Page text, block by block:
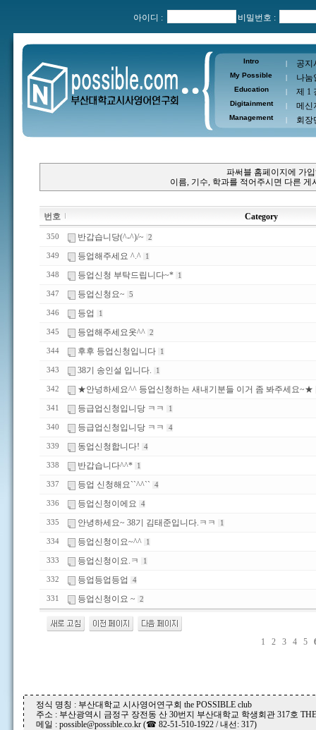
아이디 : 비밀번호 :
Intro | 공지
My Possible | 나눔
Education | 제 1
Digitainment | 메신
Management | 회장
파써블 홈페이지에 가
이름, 기수, 학과를 적어주시면 다른
번호 Category
350 반갑습니당(^-^)/~ 2
349 등업해주세요 ^.^ 1
348 등업신청 부탁드립니다~* 1
347 등업신청요~ 5
346 등업 1
345 등업해주세요옷^^ 2
344 후후 등업신청입니다 1
343 38기 송인설 입니다. 1
342 ★안넝하세요^^ 등업신청하는 새내기분들 이거 좀 봐주세요~★
341 등급업신청입니당 ㅋㅋ 1
340 등급업신청입니당 ㅋㅋ 4
339 동업신청합니다! 4
338 반갑습니다^^* 1
337 등업 신청해요``^^`` 4
336 등업신청이에요 4
335 안녕하세요~ 38기 김태준입니다.ㅋㅋ 1
334 등업신청이요~^^ 1
333 등업신청이요.ㅋ 1
332 등업등업등업 4
331 등업신청이요 ~ 2
1 2 3 4 5
정식 명칭 : 부산대학교 시사영어연구회 the POSSIBLE club
주소 : 부산광역시 금정구 장전동 산 30번지 부산대학교 학생회관 317호
메일 : possible@possible.co.kr (☎ 82-51-510-1922 / 내선: 317)